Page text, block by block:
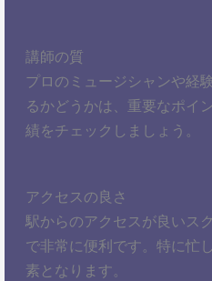
講師の質
プロのミュージシャンや経
るかどうかは、重要なポイ
績をチェックしましょう。
アクセスの良さ
駅からのアクセスが良いス
で非常に便利です。特に忙
素となります。